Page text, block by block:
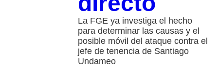
La FGE ya investiga el hecho
para determinar las causas y el
posible móvil del ataque contra el
jefe de tenencia de Santiago
Undameo